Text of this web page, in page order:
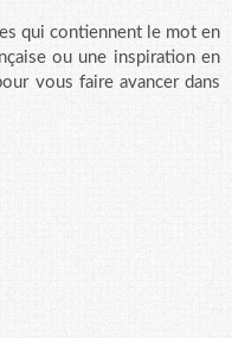
qui contiennent le mot en
ou une inspiration en
vous faire avancer dans